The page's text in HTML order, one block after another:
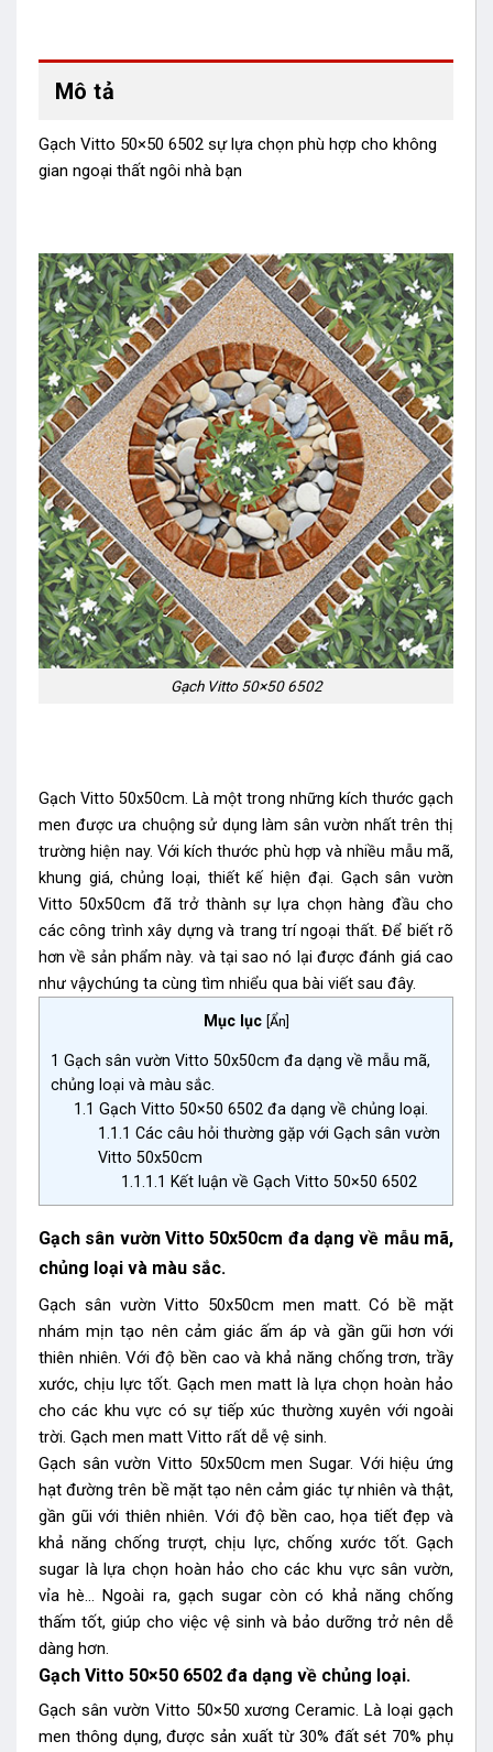
Mô tả
Gạch Vitto 50×50 6502 sự lựa chọn phù hợp cho không
gian ngoại thất ngôi nhà bạn
Gạch Vitto 50×50 6502
Gạch Vitto 50x50cm. Là một trong những kích thước gạch
men được ưa chuộng sử dụng làm sân vườn nhất trên thị
trường hiện nay. Với kích thước phù hợp và nhiều mẫu mã,
khung giá, chủng loại, thiết kế hiện đại. Gạch sân vườn
Vitto 50x50cm đã trở thành sự lựa chọn hàng đầu cho
các công trình xây dựng và trang trí ngoại thất. Để biết rõ
hơn về sản phẩm này. và tại sao nó lại được đánh giá cao
như vậychúng ta cùng tìm nhiểu qua bài viết sau đây.
Mục lục [Ẩn]
1 Gạch sân vườn Vitto 50x50cm đa dạng về mẫu mã,
chủng loại và màu sắc.
1.1 Gạch Vitto 50×50 6502 đa dạng về chủng loại.
1.1.1 Các câu hỏi thường gặp với Gạch sân vườn
Vitto 50x50cm
1.1.1.1 Kết luận về Gạch Vitto 50×50 6502
Gạch sân vườn Vitto 50x50cm đa dạng về mẫu mã,
chủng loại và màu sắc.
Gạch sân vườn Vitto 50x50cm men matt. Có bề mặt
nhám mịn tạo nên cảm giác ấm áp và gần gũi hơn với
thiên nhiên. Với độ bền cao và khả năng chống trơn, trầy
xước, chịu lực tốt. Gạch men matt là lựa chọn hoàn hảo
cho các khu vực có sự tiếp xúc thường xuyên với ngoài
trời. Gạch men matt Vitto rất dễ vệ sinh.
Gạch sân vườn Vitto 50x50cm men Sugar. Với hiệu ứng
hạt đường trên bề mặt tạo nên cảm giác tự nhiên và thật,
gần gũi với thiên nhiên. Với độ bền cao, họa tiết đẹp và
khả năng chống trượt, chịu lực, chống xước tốt. Gạch
sugar là lựa chọn hoàn hảo cho các khu vực sân vườn,
vỉa hè… Ngoài ra, gạch sugar còn có khả năng chống
thấm tốt, giúp cho việc vệ sinh và bảo dưỡng trở nên dễ
dàng hơn.
Gạch Vitto 50×50 6502 đa dạng về chủng loại.
Gạch sân vườn Vitto 50×50 xương Ceramic. Là loại gạch
men thông dụng, được sản xuất từ 30% đất sét 70% phụ